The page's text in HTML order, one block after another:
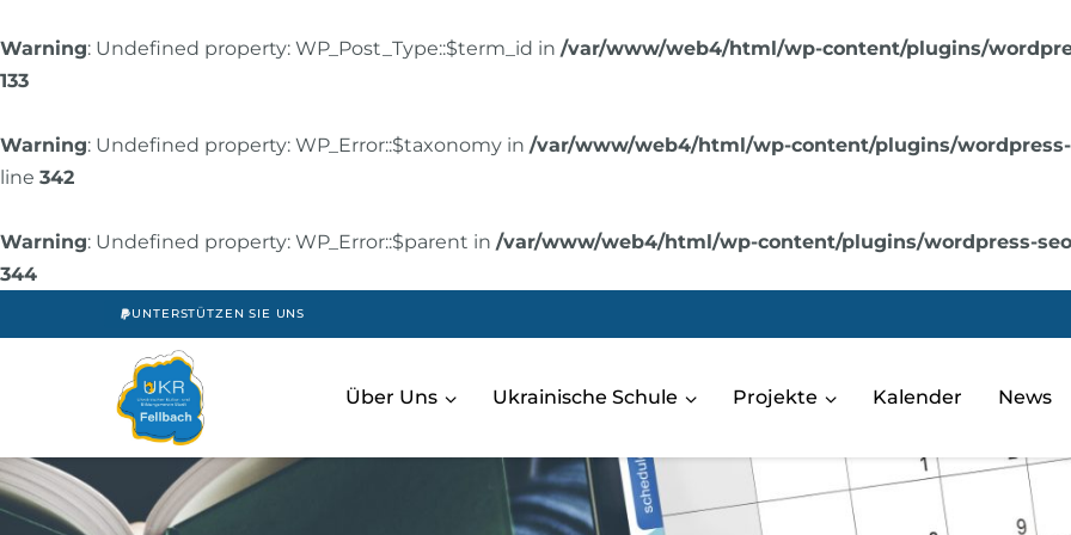
Warning: Undefined property: WP_Post_Type::$term_id in /var/www/web4/html/wp-content/plugins/
133
Warning: Undefined property: WP_Error::$taxonomy in /var/www/web4/html/wp-content/plugins/
line 342
Warning: Undefined property: WP_Error::$parent in /var/www/web4/html/wp-content/plugins/wordpress-
344
UNTERSTÜTZEN SIE UNS
Über Uns Ukrainische Schule Projekte Kalender News